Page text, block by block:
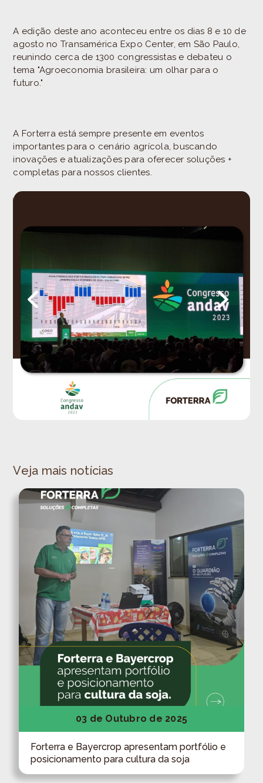
A edição deste ano aconteceu entre os dias 8 e 10 de
agosto no Transamérica Expo Center, em São Paulo,
reunindo cerca de 1300 congressistas e debateu o
tema "Agroeconomia brasileira: um olhar para o
futuro."
A Forterra está sempre presente em eventos
importantes para o cenário agrícola, buscando
inovações e atualizações para oferecer soluções +
completas para nossos clientes.
Veja mais notícias
03 de Outubro de 2025
Forterra e Bayercrop apresentam portfólio e
posicionamento para cultura da soja